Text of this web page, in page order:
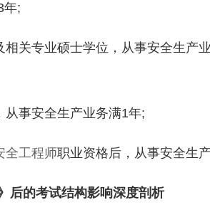
年;
相关专业硕士学位，从事安全生产
从事安全生产业务满1年;
全工程师职业资格后，从事安全生
后的考试结构影响深度剖析